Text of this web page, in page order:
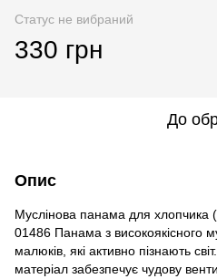
Статус не вибраний
330 грн
До
Опис
Муслінова панама для хлопчика
01486 Панама з високоякісного
малюків, які активно пізнають
матеріал забезпечує чудову